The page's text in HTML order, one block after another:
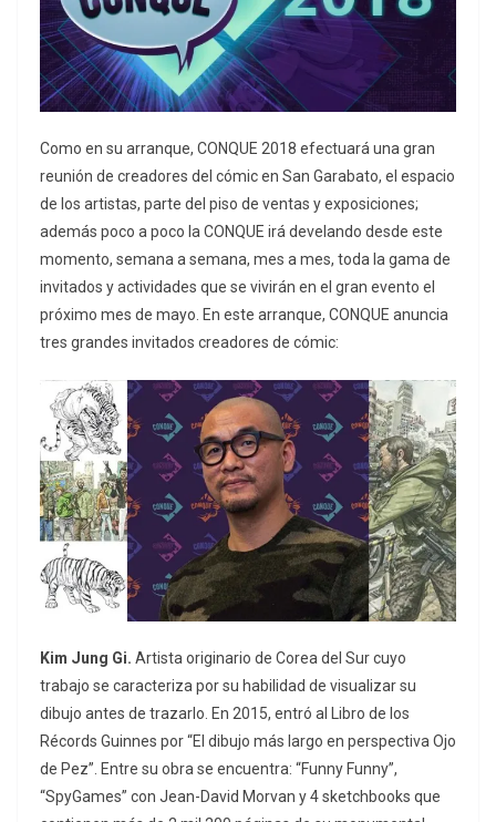
Como en su arranque, CONQUE 2018 efectuará una gran
reunión de creadores del cómic en San Garabato, el espacio
de los artistas, parte del piso de ventas y exposiciones;
además poco a poco la CONQUE irá develando desde este
momento, semana a semana, mes a mes, toda la gama de
invitados y actividades que se vivirán en el gran evento el
próximo mes de mayo. En este arranque, CONQUE anuncia
tres grandes invitados creadores de cómic:
Kim Jung Gi. Artista originario de Corea del Sur cuyo
trabajo se caracteriza por su habilidad de visualizar su
dibujo antes de trazarlo. En 2015, entró al Libro de los
Récords Guinnes por “El dibujo más largo en perspectiva Ojo
de Pez”. Entre su obra se encuentra: “Funny Funny”,
“SpyGames” con Jean-David Morvan y 4 sketchbooks que